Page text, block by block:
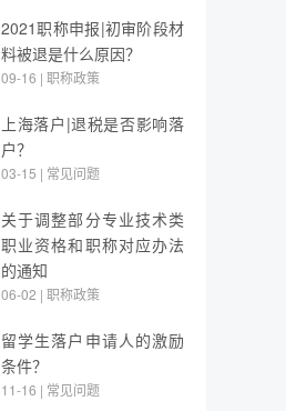
2021职称申报|初审阶段材
料被退是什么原因？
09-16 | 职称政策
上海落户|退税是否影响落
户？
03-15 | 常见问题
关于调整部分专业技术类
职业资格和职称对应办法
的通知
06-02 | 职称政策
留学生落户申请人的激励
条件？
11-16 | 常见问题